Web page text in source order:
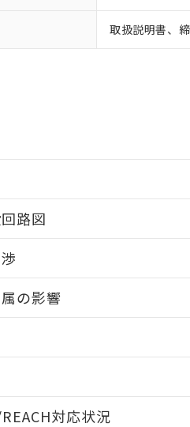
取扱説明書、
路図
の影響
対応状況